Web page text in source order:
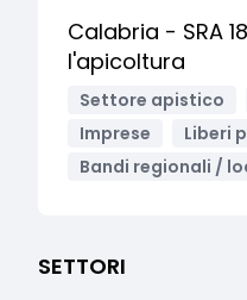
Calabria - SRA
l'apicoltura
Settore apistico
Imprese
Liberi
Bandi regionali /
SETTORI